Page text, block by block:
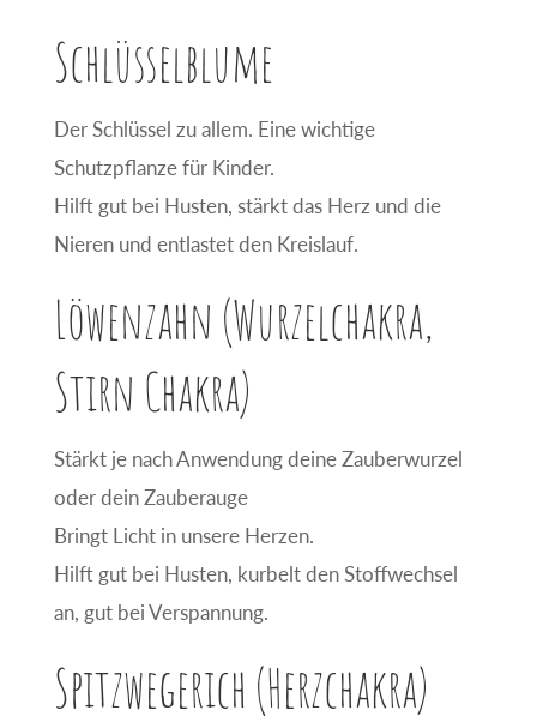
Schlüsselblume
Der Schlüssel zu allem. Eine wichtige
Schutzpflanze für Kinder.
Hilft gut bei Husten, stärkt das Herz und die
Nieren und entlastet den Kreislauf.
Löwenzahn (Wurzelchakra,
Stirn Chakra)
Stärkt je nach Anwendung deine Zauberwurzel
oder dein Zauberauge
Bringt Licht in unsere Herzen.
Hilft gut bei Husten, kurbelt den Stoffwechsel
an, gut bei Verspannung.
Spitzwegerich (Herzchakra)